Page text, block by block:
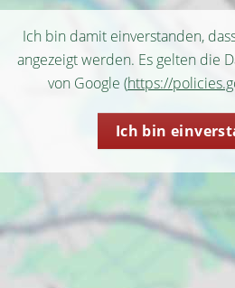
Ich bin damit einverstanden,
angezeigt werden. Es gelten die
von Google (https://
Ich bin